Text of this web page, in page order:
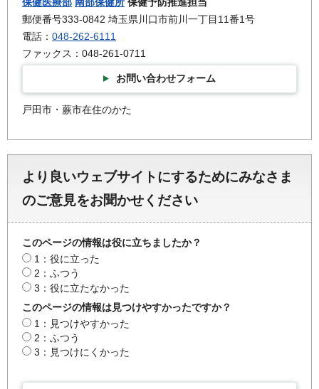
郵便番号333-0842 埼玉県川口市前川一丁目11番1号
電話： 048-262-6111
ファックス：048-261-0711
お問い合わせフォーム
戸田市・蕨市在住のかた
より良いウェブサイトにするためにみなさま
のご意見をお聞かせください
このページの情報は役に立ちましたか？
1：役に立った
2：ふつう
3：役に立たなかった
このページの情報は見つけやすかったですか？
1：見つけやすかった
2：ふつう
3：見つけにくかった